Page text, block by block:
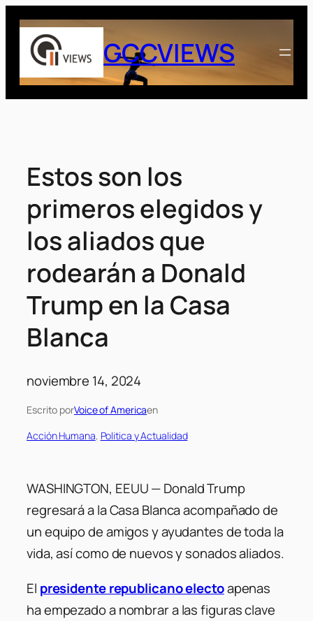
Saltar
contenido
GCCVIEWS
Estos son los
primeros elegidos y
los aliados que
rodearán a Donald
Trump en la Casa
Blanca
noviembre 14, 2024
Escrito porVoice of Americaen
Acción Humana, Politica y Actualidad
WASHINGTON, EEUU — Donald Trump
regresará a la Casa Blanca acompañado de
un equipo de amigos y ayudantes de toda la
vida, así como de nuevos y sonados aliados.
El presidente republicano electoapenas
ha empezado a nombrar a las figuras clave